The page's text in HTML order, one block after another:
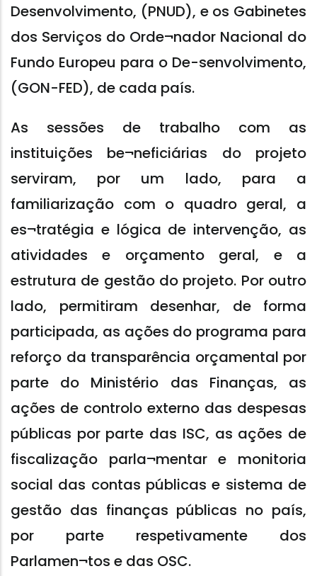
Desenvolvimento, (PNUD), e os Gabinetes
dos Serviços do Orde¬nador Nacional do
Fundo Europeu para o De-senvolvimento,
(GON-FED), de cada país.
As sessões de trabalho com as
instituições be¬neficiárias do projeto
serviram, por um lado, para a
familiarização com o quadro geral, a
es¬tratégia e lógica de intervenção, as
atividades e orçamento geral, e a
estrutura de gestão do projeto. Por outro
lado, permitiram desenhar, de forma
participada, as ações do programa para
reforço da transparência orçamental por
parte do Ministério das Finanças, as
ações de controlo externo das despesas
públicas por parte das ISC, as ações de
fiscalização parla¬mentar e monitoria
social das contas públicas e sistema de
gestão das finanças públicas no país,
por parte respetivamente dos
Parlamen¬tos e das OSC.